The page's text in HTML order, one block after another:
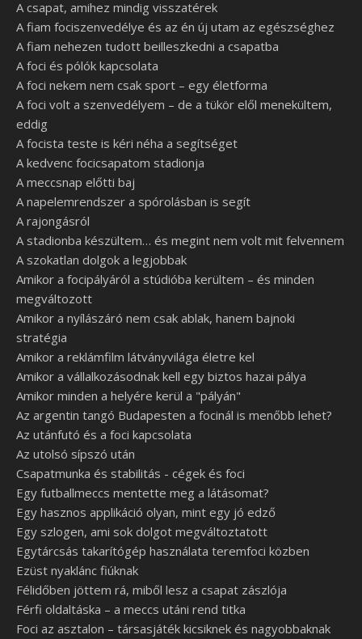
A csapat, amihez mindig visszatérek
A fiam fociszenvedélye és az én új utam az egészséghez
A fiam nehezen tudott beilleszkedni a csapatba
A foci és pólók kapcsolata
A foci nekem nem csak sport – egy életforma
A foci volt a szenvedélyem – de a tükör elől menekültem,
eddig
A focista teste is kéri néha a segítséget
A kedvenc focicsapatom stadionja
A meccsnap előtti baj
A napelemrendszer a spórolásban is segít
A rajongásról
A stadionba készültem… és megint nem volt mit felvennem
A szokatlan dolgok a legjobbak
Amikor a focipályáról a stúdióba kerültem – és minden
megváltozott
Amikor a nyílászáró nem csak ablak, hanem bajnoki
stratégia
Amikor a reklámfilm látványvilága életre kel
Amikor a vállalkozásodnak kell egy biztos hazai pálya
Amikor minden a helyére kerül a "pályán"
Az argentin tangó Budapesten a focinál is menőbb lehet?
Az utánfutó és a foci kapcsolata
Az utolsó sípszó után
Csapatmunka és stabilitás - cégek és foci
Egy futballmeccs mentette meg a látásomat?
Egy hasznos applikáció olyan, mint egy jó edző
Egy szlogen, ami sok dolgot megváltoztatott
Egytárcsás takarítógép használata teremfoci közben
Ezüst nyaklánc fiúknak
Félidőben jöttem rá, miből lesz a csapat zászlója
Férfi oldaltáska – a meccs utáni rend titka
Foci az asztalon – társasjáték kicsiknek és nagyobbaknak